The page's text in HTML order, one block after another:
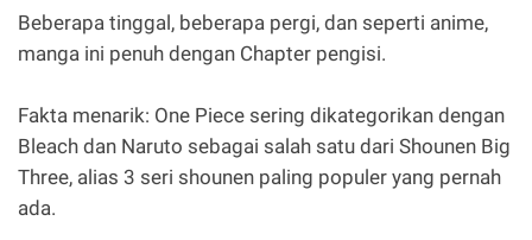
Beberapa tinggal, beberapa pergi, dan seperti anime,
manga ini penuh dengan Chapter pengisi.
Fakta menarik: One Piece sering dikategorikan dengan
Bleach dan Naruto sebagai salah satu dari Shounen Big
Three, alias 3 seri shounen paling populer yang pernah
ada.